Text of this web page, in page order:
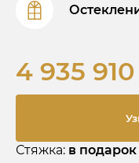
4 935 910
Стяжка: в подарок